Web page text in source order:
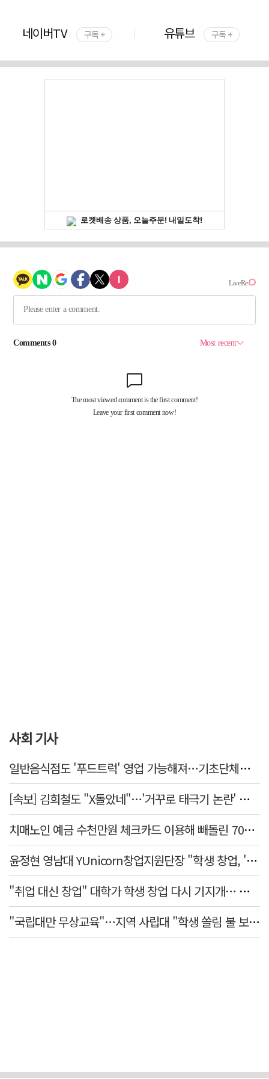
네이버TV 구독 + 유튜브 구독 +
사회 기사
일반음식점도 '푸드트럭' 영업 가능해져…기초단체별 조례 개정 움직임
[속보] 김희철도 "X돌았네"…'거꾸로 태극기 논란' 인천시 현수막, 이틀 만에 철거
치매노인 예금 수천만원 체크카드 이용해 빼돌린 70대 간병인, 집행유예
윤정현 영남대 YUnicorn창업지원단장 "학생 창업, '팀 빌딩'이 제일 중요"
"취업 대신 창업" 대학가 학생 창업 다시 기지개… 창업자·기업·매출 동반 성장
"국립대만 무상교육"…지역 사립대 "학생 쏠림 불 보듯"